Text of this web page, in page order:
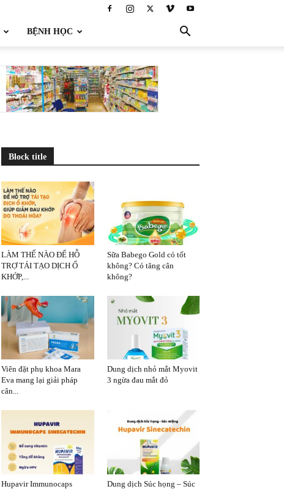
BỆNH HỌC
Block title
LÀM THẾ NÀO ĐỂ HỖ
TRỢ TÁI TẠO DỊCH Ổ
KHỚP,...
Sữa Babego Gold có tốt
không? Có tăng cân
không?
Viên đặt phụ khoa Mara
Eva mang lại giải pháp
cân...
Dung dịch nhỏ mắt Myovit
3 ngừa đau mắt đỏ
Hupavir Immunocaps
Dung dịch Súc họng – Súc